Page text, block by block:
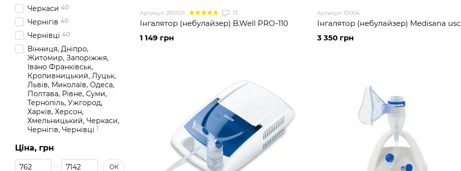
Артикул: 260031 13
Інгалятор (небулайзер) B.Well PRO-110
1 149 грн
Артикул: 10004
Інгалятор (небулайзер) Medisana usc
3 350 грн
Черкаси 40
Чернігів 40
Чернівці 40
Вінниця, Дніпро,
Житомир, Запоріжжя,
Івано Франківськ,
Кропивницький, Луцьк,
Львів, Миколаїв, Одеса,
Полтава, Рівне, Суми,
Тернопіль, Ужгород,
Харків, Херсон,
Хмельницький, Черкаси,
Чернігів, Чернівці 1
Ціна, грн
Від Ціна, грн
До Ціна, грн ОК